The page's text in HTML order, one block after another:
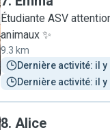
Étudiante ASV
animaux ✨
9.3 km
Dernière activité: il y
Dernière activité: il y
8. Alice